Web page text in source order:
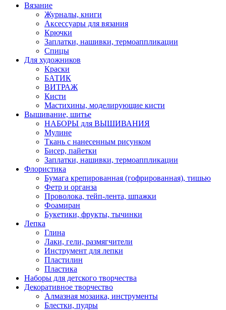
Вязание
Журналы, книги
Аксессуары для вязания
Крючки
Заплатки, нашивки, термоаппликации
Спицы
Для художников
Краски
БАТИК
ВИТРАЖ
Кисти
Мастихины, моделирующие кисти
Вышивание, шитье
НАБОРЫ для ВЫШИВАНИЯ
Мулине
Ткань с нанесенным рисунком
Бисер, пайетки
Заплатки, нашивки, термоаппликации
Флористика
Бумага крепированная (гофрированная), тишью
Фетр и органза
Проволока, тейп-лента, шпажки
Фоамиран
Букетики, фрукты, тычинки
Лепка
Глина
Лаки, гели, размягчители
Инструмент для лепки
Пластилин
Пластика
Наборы для детского творчества
Декоративное творчество
Алмазная мозаика, инструменты
Блестки, пудры